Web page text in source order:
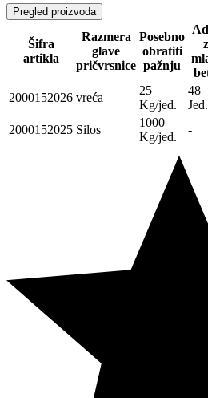
Pregled proizvoda
Šifra
artikla
Razmera
glave
pričvrsnice
Posebno
obratiti
pažnju
2000152026 vreća
25
Kg/jed.
48
2000152025 Silos
1000
Kg/jed.
-